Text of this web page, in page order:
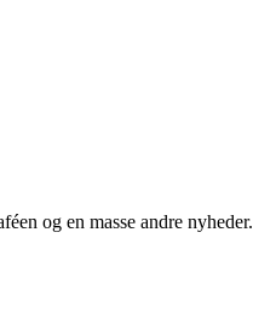
og en masse andre nyheder.